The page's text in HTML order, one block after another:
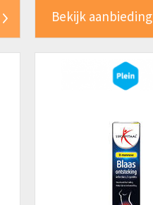
Bekijk aanbieding